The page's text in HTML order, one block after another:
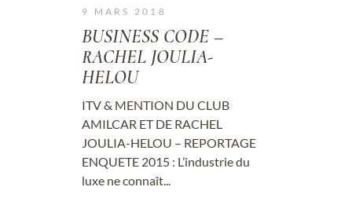
9 MARS 2018
BUSINESS CODE –
RACHEL JOULIA-
HELOU
ITV & MENTION DU CLUB
AMILCAR ET DE RACHEL
JOULIA-HELOU – REPORTAGE
ENQUETE 2015 : L’industrie du
luxe ne connaît...